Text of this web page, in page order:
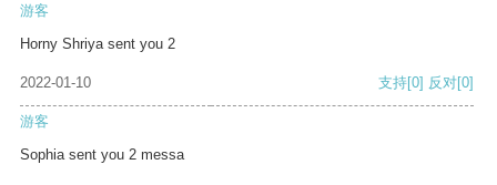
游客
Horny Shriya sent you 2
2022-01-10 支持[0] 反对[0]
游客
Sophia sent you 2 messa